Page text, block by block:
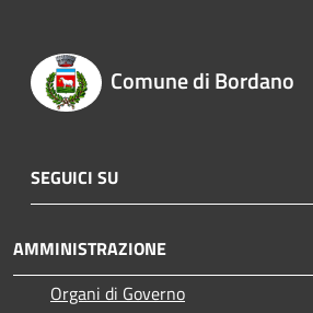
Comune di Bordano
SEGUICI SU
AMMINISTRAZIONE
Organi di Governo